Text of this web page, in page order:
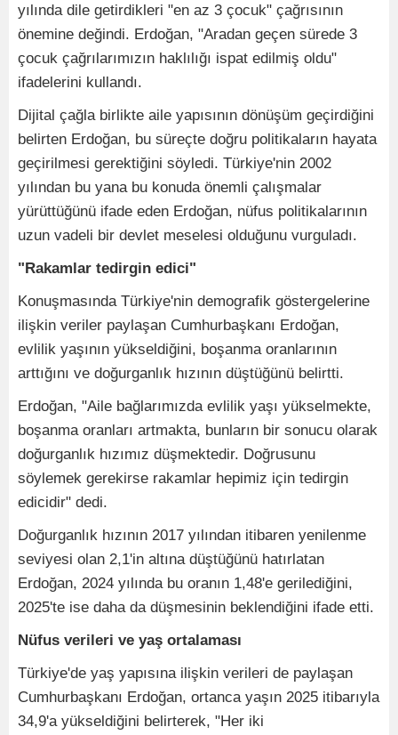
yılında dile getirdikleri "en az 3 çocuk" çağrısının
önemine değindi. Erdoğan, "Aradan geçen sürede 3
çocuk çağrılarımızın haklılığı ispat edilmiş oldu"
ifadelerini kullandı.
Dijital çağla birlikte aile yapısının dönüşüm geçirdiğini
belirten Erdoğan, bu süreçte doğru politikaların hayata
geçirilmesi gerektiğini söyledi. Türkiye'nin 2002
yılından bu yana bu konuda önemli çalışmalar
yürüttüğünü ifade eden Erdoğan, nüfus politikalarının
uzun vadeli bir devlet meselesi olduğunu vurguladı.
"Rakamlar tedirgin edici"
Konuşmasında Türkiye'nin demografik göstergelerine
ilişkin veriler paylaşan Cumhurbaşkanı Erdoğan,
evlilik yaşının yükseldiğini, boşanma oranlarının
arttığını ve doğurganlık hızının düştüğünü belirtti.
Erdoğan, "Aile bağlarımızda evlilik yaşı yükselmekte,
boşanma oranları artmakta, bunların bir sonucu olarak
doğurganlık hızımız düşmektedir. Doğrusunu
söylemek gerekirse rakamlar hepimiz için tedirgin
edicidir" dedi.
Doğurganlık hızının 2017 yılından itibaren yenilenme
seviyesi olan 2,1'in altına düştüğünü hatırlatan
Erdoğan, 2024 yılında bu oranın 1,48'e gerilediğini,
2025'te ise daha da düşmesinin beklendiğini ifade etti.
Nüfus verileri ve yaş ortalaması
Türkiye'de yaş yapısına ilişkin verileri de paylaşan
Cumhurbaşkanı Erdoğan, ortanca yaşın 2025 itibarıyla
34,9'a yükseldiğini belirterek, "Her iki